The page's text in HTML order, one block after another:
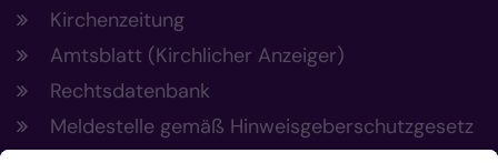
Kirchenzeitung
Amtsblatt (Kirchlicher Anzeiger)
Rechtsdatenbank
Meldestelle gemäß Hinweisgeberschutzgesetz